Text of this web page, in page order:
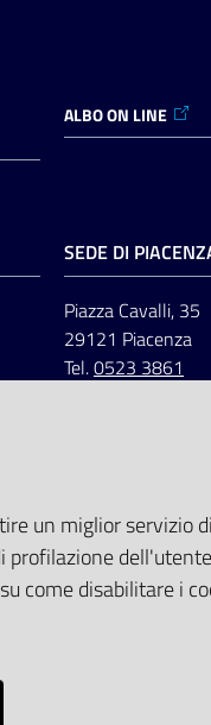
ALBO ON LINE
SEDE DI
Piazza Cavalli, 35
29121 Piacenza
Tel.0523 3861
un miglior servizio
come disabilitare i